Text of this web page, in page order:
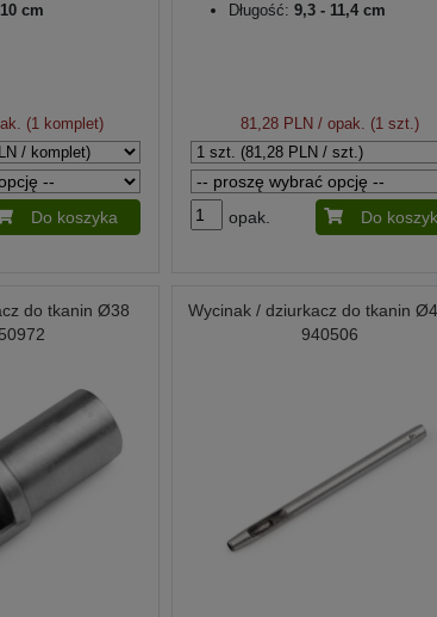
cm
(1 komplet)
Do koszyka
Długość: 9,3 - 11,4 cm
81,28 PLN / opak. (1 szt.)
opak. Do
do tkanin Ø38
Wycinak / dziurkacz do tkanin
940506